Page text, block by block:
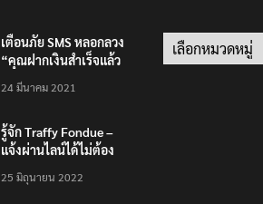
เตือนภัย SMS หลอกลวง
“คุณฝากเงินสำเร็จแล้ว
200,000 บาท”
24 มีนาคม 2021
รู้จัก Traffy Fondue –
แจ้งผ่านไลน์ได้ไม่ต้อง
ทั่วไทย ไม่ใช่แค่ในกรุง
25 มิถุนายน 2022
Categories